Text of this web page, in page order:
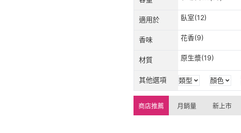
適用於 臥室(12)
香味 花香(9)
材質 原生漿(19)
其他選項 類型 顏色
商店推薦 月銷量 新上市